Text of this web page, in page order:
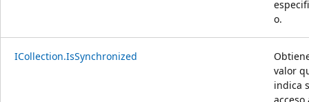
o.
ICollection.IsSynchronized
valor
indica
acceso